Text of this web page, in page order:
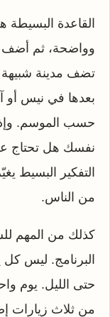
القاعدة البسيطة
وواضحة، ثم أضف
تضف مدينة شبيهة
بعدها في نيس أو
حسب الموسم.
نفسك هل تحتاج
التفكير البسيط
من الناس.
كذلك من المهم
البرنامج. ليس كل
حتى الليل. يوم
من ثلاث زيارات